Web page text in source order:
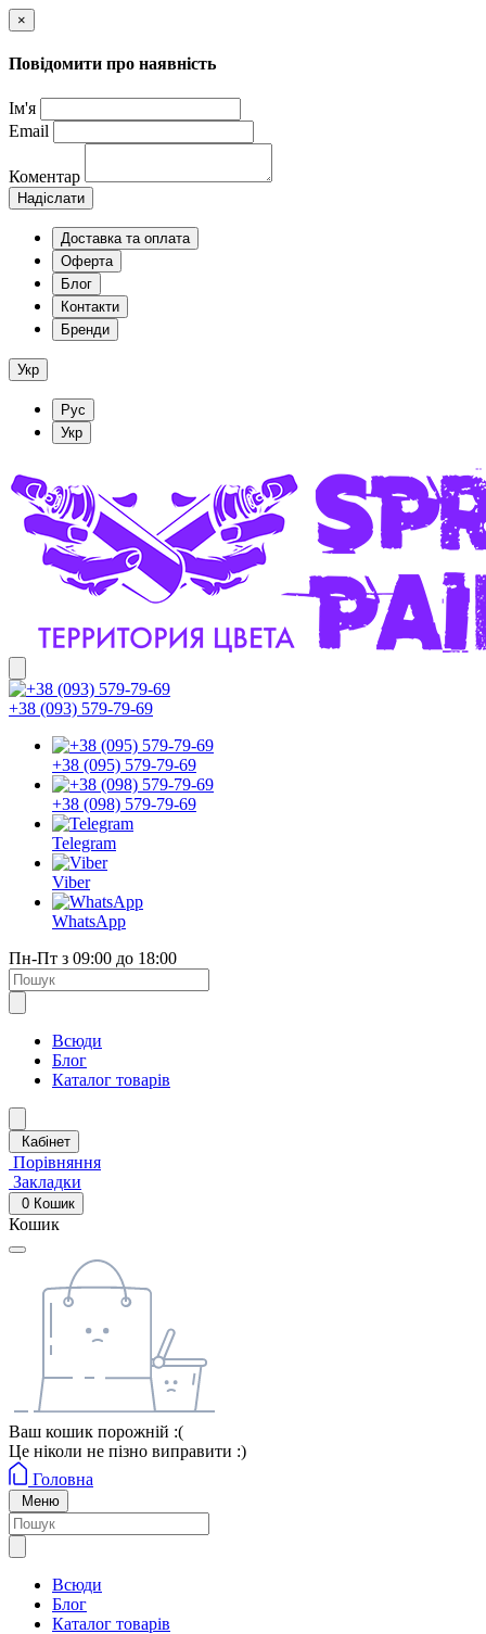
×
Повідомити про наявність
Ім'я
Email
Коментар
Надіслати
Доставка та оплата
Оферта
Блог
Контакти
Бренди
Укр
Рус
Укр
+38 (093) 579-79-69
+38 (095) 579-79-69
+38 (098) 579-79-69
Telegram
Viber
WhatsApp
Пн-Пт з 09:00 до 18:00
Всюди
Блог
Каталог товарів
Кабінет
Порівняння
Закладки
0 Кошик
Кошик
Ваш кошик порожній :(
Це ніколи не пізно виправити :)
Головна
Меню
Всюди
Блог
Каталог товарів